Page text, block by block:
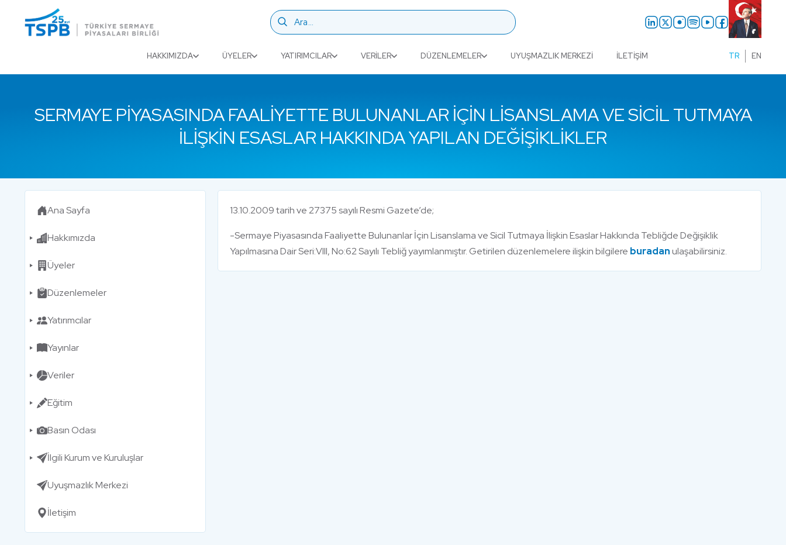
HAKKIMIZDA ÜYELER YATIRIMCILAR VERILER DÜZENLEMELER UYUŞMAZLIK MERKEZI İLETIŞIM TR EN
SERMAYE PIYASASINDA FAALIYETTE BULUNANLAR İÇIN LISANSLAMA VE SICIL TUTMAYA
İLIŞKIN ESASLAR HAKKINDA YAPILAN DEĞIŞIKLIKLER
Ana Sayfa
Hakkımızda
Üyeler
Düzenlemeler
Yatırımcılar
Yayınlar
Veriler
Eğitim
Basın Odası
İlgili Kurum ve Kuruluşlar
Uyuşmazlık Merkezi
İletişim
13.10.2009 tarih ve 27375 sayılı Resmi Gazete’de;
-Sermaye Piyasasında Faaliyette Bulunanlar İçin Lisanslama ve Sicil Tutmaya İlişkin Esaslar Hakkında Tebliğde Değişiklik
Yapılmasına Dair Seri:VIII, No:62 Sayılı Tebliğ yayımlanmıştır. Getirilen düzenlemelere ilişkin bilgilere buradanulaşabilirsiniz.